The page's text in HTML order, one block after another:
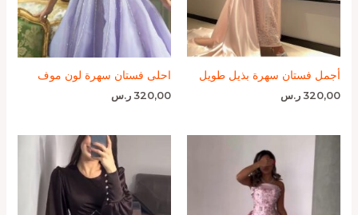
أجمل فستان سهرة بذيل طويل
320,00 ر.س
احلى فستان سهرة لون موف
320,00 ر.س